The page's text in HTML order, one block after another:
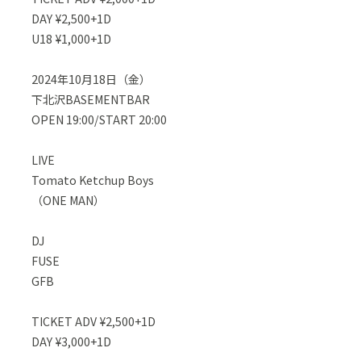
DAY ¥2,500+1D
U18 ¥1,000+1D
2024年10月18日（金）
下北沢BASEMENTBAR
OPEN 19:00/START 20:00
LIVE
Tomato Ketchup Boys
（ONE MAN）
DJ
FUSE
GFB
TICKET ADV ¥2,500+1D
DAY ¥3,000+1D